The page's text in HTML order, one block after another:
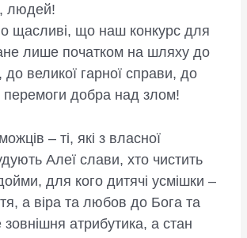
людей!
щасливі, що наш конкурс для
лише початком на шляху до
до великої гарної справи, до
добра над злом!
– ті, які з власної
Алеї слави, хто чистить
для кого дитячі усмішки –
а віра та любов до Бога та
зовнішня атрибутика, а стан